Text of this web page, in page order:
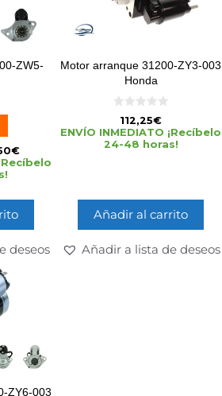
ZW5-
€
deseos
Motor arranque 31200-ZY3-003
Honda
e
5
112,25€
ENVÍO INMEDIATO ¡Recíbelo
24-48 horas!
Añadir al carrito
Añadir a lista de deseos
ZY6-003